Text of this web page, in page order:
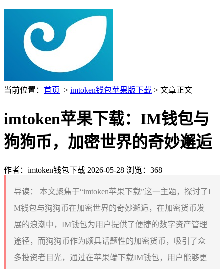
当前位置： 首页 > imtoken钱包苹果版下载 > 文章正文
imtoken苹果下载：IM钱包与
狗狗币，加密世界的奇妙邂逅
作者：imtoken钱包下载 2026-05-28 浏览：368
导读：
本文聚焦于“imtoken苹果下载”这一主题，探讨了I
M钱包与狗狗币在加密世界的奇妙邂逅，在加密货币发
展的浪潮中，IM钱包为用户提供了便捷的数字资产管理
途径，而狗狗币作为颇具话题性的加密货币，吸引了众
多投资者目光，通过在苹果端下载IM钱包，用户能够更